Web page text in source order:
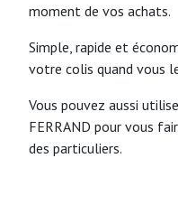
moment de vos achats.
Simple, rapide et
votre colis quand vous
Vous pouvez aussi
FERRAND pour vous
des particuliers.